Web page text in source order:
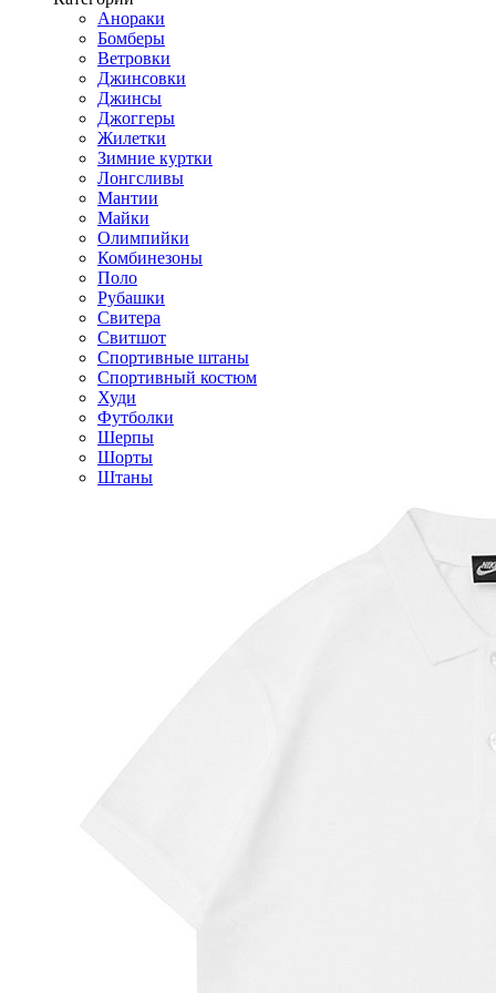
Анораки
Бомберы
Ветровки
Джинсовки
Джинсы
Джоггеры
Жилетки
Зимние куртки
Лонгсливы
Мантии
Майки
Олимпийки
Комбинезоны
Поло
Рубашки
Свитера
Свитшот
Спортивные штаны
Спортивный костюм
Худи
Футболки
Шерпы
Шорты
Штаны